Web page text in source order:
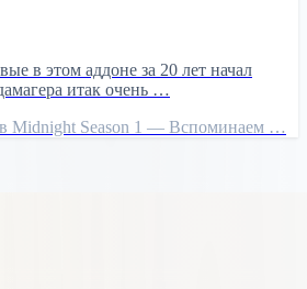
в этом аддоне за 20 лет начал
итак очень …
Midnight Season 1 — Вспоминаем …